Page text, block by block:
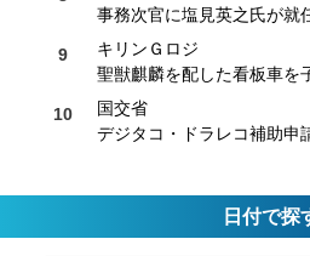
事務次官に塩見英之氏が就
キリンＧロジ
聖獣麒麟を配した看板車を
国交省
デジタコ・ドラレコ補助申
日付で探